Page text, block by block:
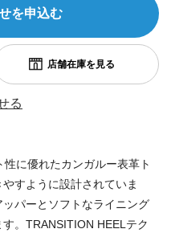
を申込む
る
に優れたカンガルー表革ト
すように設計されていま
パーとソフトなライニング
。TRANSITION HEELテク